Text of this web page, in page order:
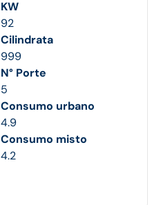
KW
92
Cilindrata
999
N° Porte
5
Consumo urbano
4.9
Consumo misto
4.2